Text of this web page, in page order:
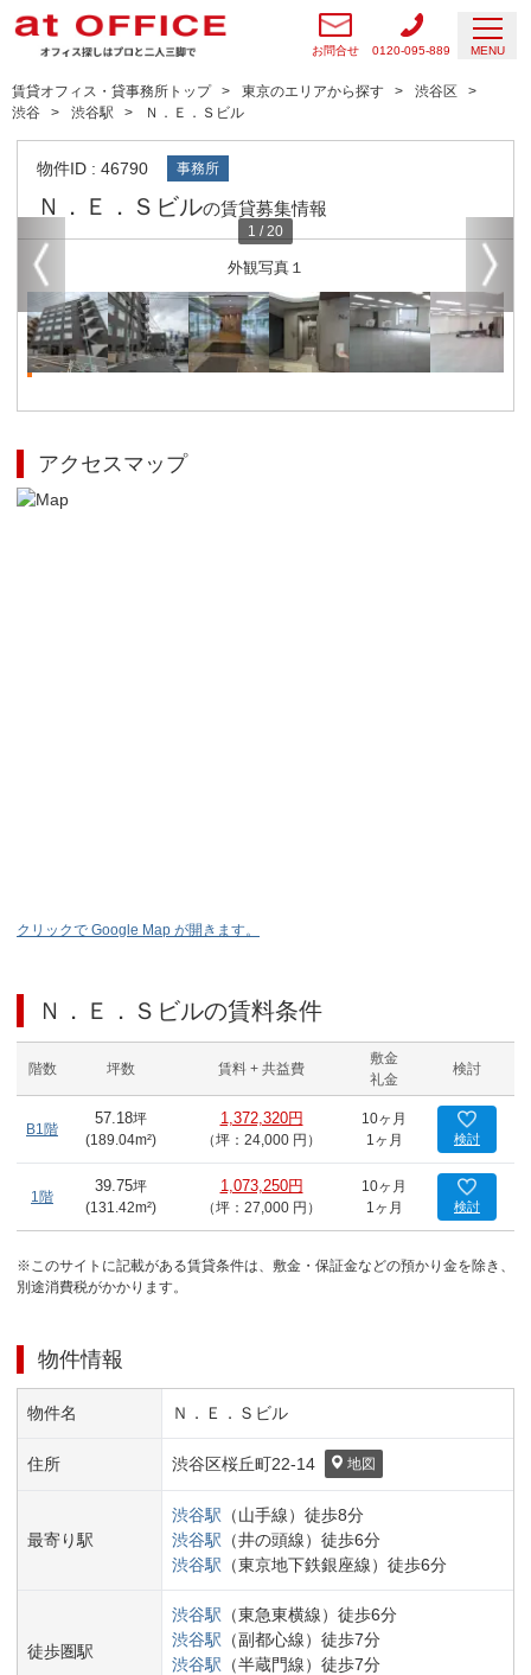
お問合せ 0120-095-889 MENU
賃貸オフィス・貸事務所トップ 東京のエリアから探す
渋谷区
渋谷
渋谷駅 Ｎ．Ｅ．Ｓビル
物件ID : 46790 事務所
Ｎ．Ｅ．Ｓビルの賃貸募集情報
外観写真１
1 /20
アクセスマップ
クリックで Google Map が開きます。
Ｎ．Ｅ．Ｓビルの賃料条件
階数 坪数 賃料 + 共益費
敷金
礼金
検討
B1階
57.18坪
(189.04m²)
1,372,320円
（坪：24,000 円）
10ヶ月
1ヶ月
検討
1階
39.75坪
(131.42m²)
1,073,250円
（坪：27,000 円）
10ヶ月
1ヶ月
検討
※このサイトに記載がある賃貸条件は、敷金・保証金などの預かり金を除き、
別途消費税がかかります。
物件情報
物件名 Ｎ．Ｅ．Ｓビル
住所 渋谷区桜丘町22-14 地図
最寄り駅
渋谷駅 （山手線） 徒歩8分
渋谷駅 （井の頭線） 徒歩6分
渋谷駅 （東京地下鉄銀座線） 徒歩6分
徒歩圏駅
渋谷駅 （東急東横線） 徒歩6分
渋谷駅 （副都心線） 徒歩7分
渋谷駅 （半蔵門線） 徒歩7分